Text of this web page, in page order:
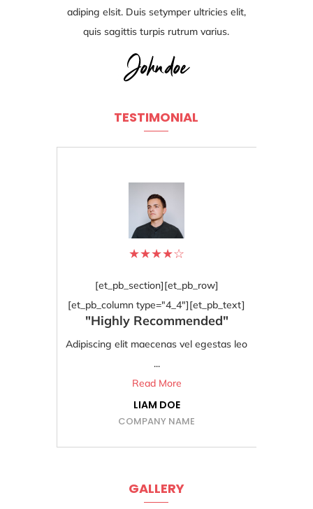
adiping elsit. Duis setymper ultricies elit,
quis sagittis turpis rutrum varius.
TESTIMONIAL
★★★★☆
[et_pb_section][et_pb_row]
[et_pb_column type="4_4"][et_pb_text]
"Highly Recommended"
Adipiscing elit maecenas vel egestas leo
...
Read More
LIAM DOE
COMPANY NAME
GALLERY